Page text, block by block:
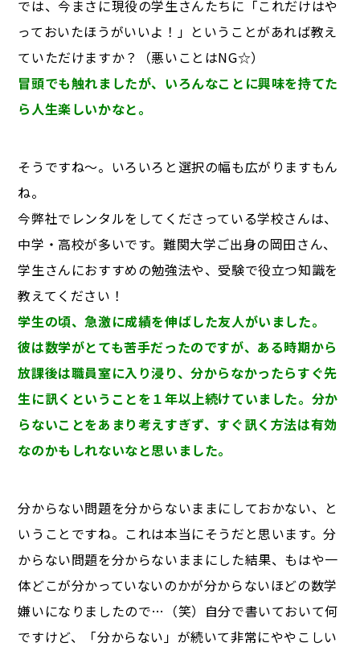
では、今まさに現役の学生さんたちに「これだけはや
っておいたほうがいいよ！」ということがあれば教え
ていただけますか？（悪いことはNG☆）
冒頭でも触れましたが、いろんなことに興味を持てた
ら人生楽しいかなと。
そうですね～。いろいろと選択の幅も広がりますもん
ね。
今弊社でレンタルをしてくださっている学校さんは、
中学・高校が多いです。難関大学ご出身の岡田さん、
学生さんにおすすめの勉強法や、受験で役立つ知識を
教えてください！
学生の頃、急激に成績を伸ばした友人がいました。
彼は数学がとても苦手だったのですが、ある時期から
放課後は職員室に入り浸り、分からなかったらすぐ先
生に訊くということを１年以上続けていました。分か
らないことをあまり考えすぎず、すぐ訊く方法は有効
なのかもしれないなと思いました。
分からない問題を分からないままにしておかない、と
いうことですね。これは本当にそうだと思います。分
からない問題を分からないままにした結果、もはや一
体どこが分かっていないのかが分からないほどの数学
嫌いになりましたので…（笑）自分で書いておいて何
ですけど、「分からない」が続いて非常にややこしい